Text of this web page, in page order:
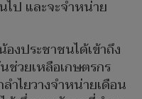
ไป และจะจำหน่าย
งประชาชนได้เข้าถึง
ช่วยเหลือเกษตรกร
ำไยวางจำหน่ายเดือน